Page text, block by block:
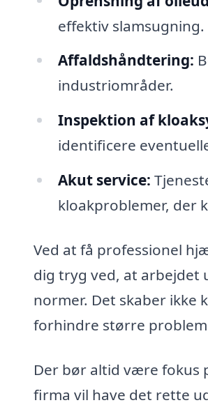
effektiv slamsugning.
Affaldshåndtering:
industriområder.
Inspektion af
identificere
Akut service:
kloakproblemer, der
Ved at få professionel
dig tryg ved, at arbejdet
normer. Det skaber ikke
forhindre større
Der bør altid være fokus
firma vil have det rette